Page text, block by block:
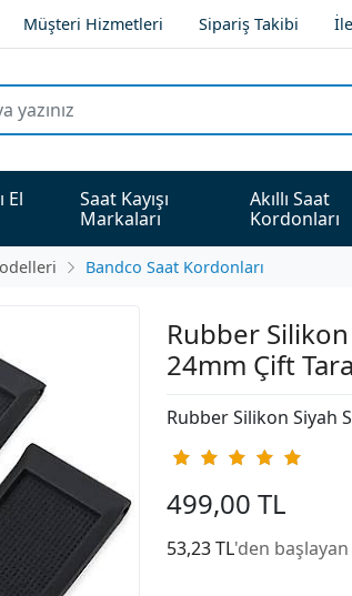
Müşteri Hizmetleri Sipariş Takibi
El
Saat Kayışı
Markaları
Akıllı Saat
Kordonları
Bandco Saat Kordonları
Rubber Silikon
24mm Çift
Rubber Silikon Siyah
499,00 TL
53,23 TL'den